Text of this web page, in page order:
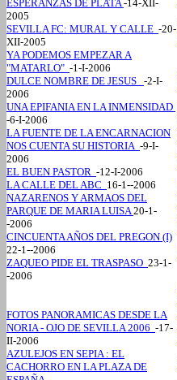
ESPERANZAS DE PLATA-14-XII-
2005
SEVILLA FC: MURAL Y CALLE -20-
XII-2005
YA PODEMOS EMPEZAR A
"MATARLO" -1-I-2006
DULCE NOMBRE DE JESUS -2-I-
2006
UNA EPIFANIA EN LA INMENSIDAD
-6-I-2006
LA FUENTE DE LA ENCARNACION
NOS CUENTA SU HISTORIA -9-I-
2006
EL BUEN PASTOR -12-I-2006
LA CALLE DEL ABC 16-1--2006
NAZARENOS Y ARMAOS DEL
PARQUE DE MARIA LUISA20-1-
-2006
CINCUENTA AÑOS DEL PREGON (I)
22-1--2006
ZAQUEO PIDE EL TRASPASO 23-1-
-2006
FOTOS PANORAMICAS DESDE LA
NORIA - OJO DE SEVILLA 2006 -17-
II-2006
AZULEJOS EN SEPIA : EL
CACHORRO EN LA PLAZA DE